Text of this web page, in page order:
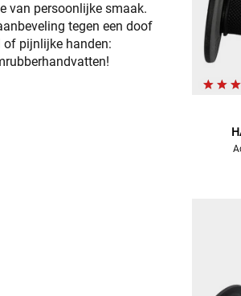
van persoonlijke smaak.
tegen een doof
of pijnlijke handen: